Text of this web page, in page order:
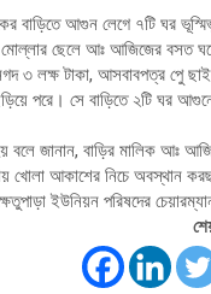
বাড়িতে আগুন লেগে ৭টি ঘর
মোল্লার ছেলে আঃ আজিজের
৩ লক্ষ টাকা, আসবাবপত্র পুে
পরে। সে বাড়িতে ২টি ঘর
বলে জানান, বাড়ির মালিক আঃ
খোলা আকাশের নিচে অবস্থান
ইউনিয়ন পরিষদের